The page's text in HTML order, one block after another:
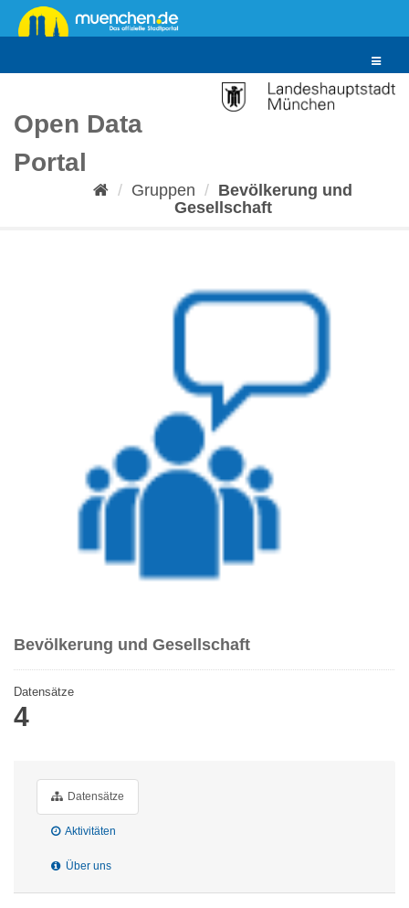
Überspringen
zum
Toggle
Open Data
Portal
Gruppen
Bevölkerung und
Gesellschaft
Bevölkerung und Gesellschaft
Datensätze
4
Datensätze
Aktivitäten
Über uns